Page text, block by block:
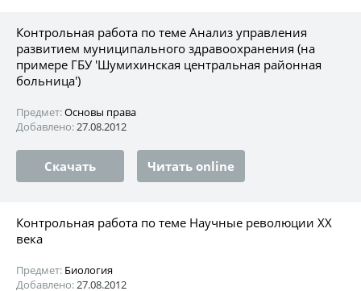
Контрольная работа по теме Анализ управления
развитием муниципального здравоохранения (на
примере ГБУ 'Шумихинская центральная районная
больница')
Предмет:Основы права
Добавлено:27.08.2012
Скачать Читать online
Контрольная работа по теме Научные революции ХХ
века
Предмет: Биология
Добавлено:27.08.2012